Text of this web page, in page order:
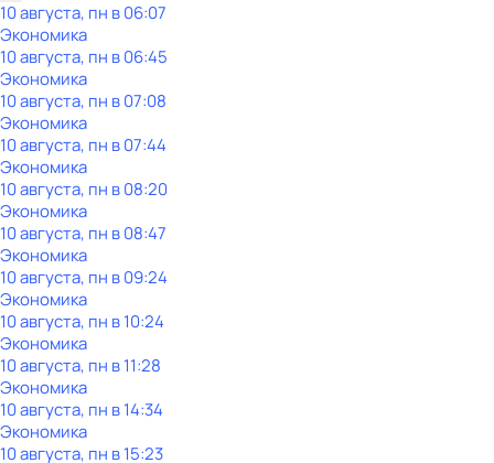
10 августа, пн в 06:07
Экономика
10 августа, пн в 06:45
Экономика
10 августа, пн в 07:08
Экономика
10 августа, пн в 07:44
Экономика
10 августа, пн в 08:20
Экономика
10 августа, пн в 08:47
Экономика
10 августа, пн в 09:24
Экономика
10 августа, пн в 10:24
Экономика
10 августа, пн в 11:28
Экономика
10 августа, пн в 14:34
Экономика
10 августа, пн в 15:23